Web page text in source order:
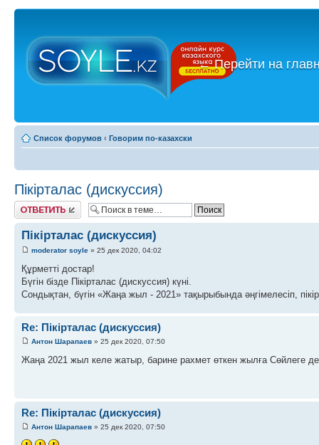
←Перейти на
Список форумов ‹ Говорим по-казахски
Пікірталас (дискуссия)
Ответить
Пікірталас (дискуссия)
moderator soyle » 25 дек 2020, 04:02
Құрметті достар!
Бүгін бізде Пікірталас (дискуссия) күні.
Сондықтан, бүгін «Жаңа жыл - 2021» тақырыбында әңгімелесіп,
Re: Пікірталас (дискуссия)
Антон Шарапаев » 25 дек 2020, 07:50
Жаңа 2021 жыл келе жатыр, барине рахмет өткен жылға Сөйлеге де
Re: Пікірталас (дискуссия)
Антон Шарапаев » 25 дек 2020, 07:50